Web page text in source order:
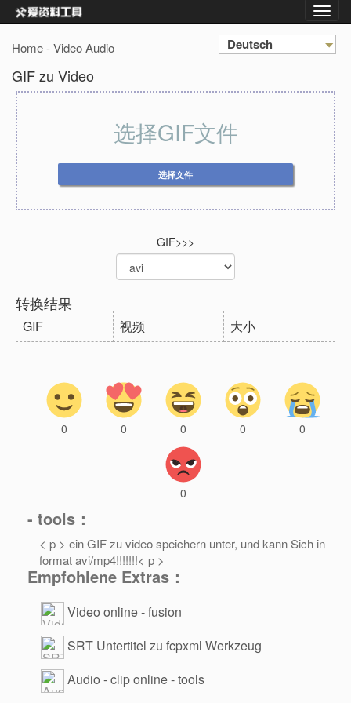
Home-Video Audio Deutsch
GIF zu Video
选择GIF文件
选择文件
GIF>>>
转换结果
GIF 视频 大小
0 0 0 0 0
0
- tools：
< p > ein GIF zu video speichern unter, und kann Sich in
format avi/mp4!!!!!!!< p >
Empfohlene Extras：
Video online - fusion
SRT Untertitel zu fcpxml Werkzeug
Audio - clip online - tools